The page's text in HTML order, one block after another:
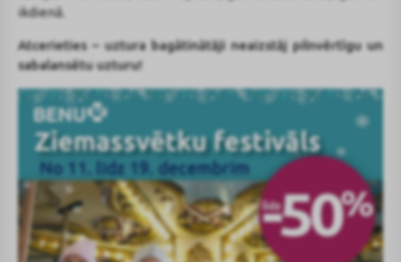
ikdienā.
Atcerieties – uztura bagātinātāji neaizstāj pilnvērtīgu un
sabalansētu uzturu!